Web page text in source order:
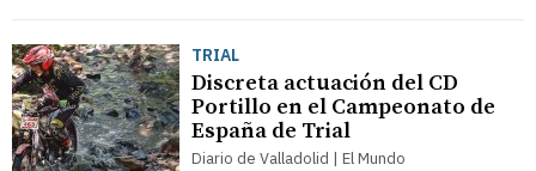
TRIAL
Discreta actuación del CD
Portillo en el Campeonato de
España de Trial
Diario de Valladolid | El Mundo